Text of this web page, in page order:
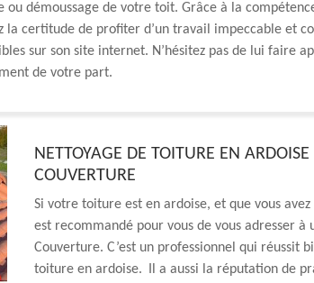
démoussage de votre toit. Grâce à la
la certitude de profiter d’un travail impeccable et
sur son site internet. N’hésitez pas de lui faire
de votre part.
NETTOYAGE DE TOITURE EN
COUVERTURE
Si votre toiture est en ardoise, et que vous
est recommandé pour vous de vous adresser à
Couverture. C’est un professionnel qui réussit
toiture en ardoise. Il a aussi la réputation de